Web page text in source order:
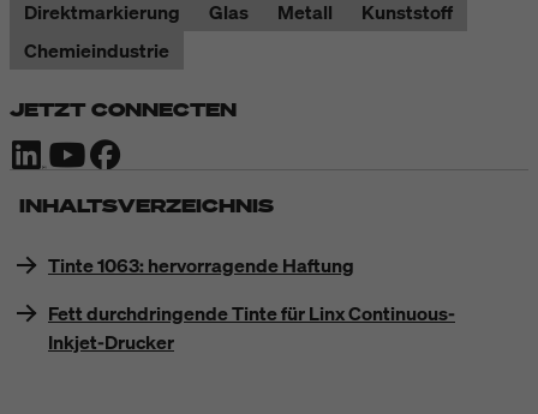
Direktmarkierung
Glas Metall
Kunststoff
Chemieindustrie
JETZT CONNECTEN
INHALTSVERZEICHNIS
Tinte 1063: hervorragende Haftung
Fett durchdringende Tinte für Linx Continuous-
Inkjet-Drucker